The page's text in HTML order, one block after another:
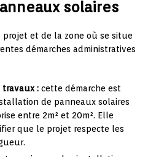
solaires
et de la zone où se situe
démarches administratives
travaux : cette démarche est
de panneaux solaires
entre 2m² et 20m². Elle
que le projet respecte les